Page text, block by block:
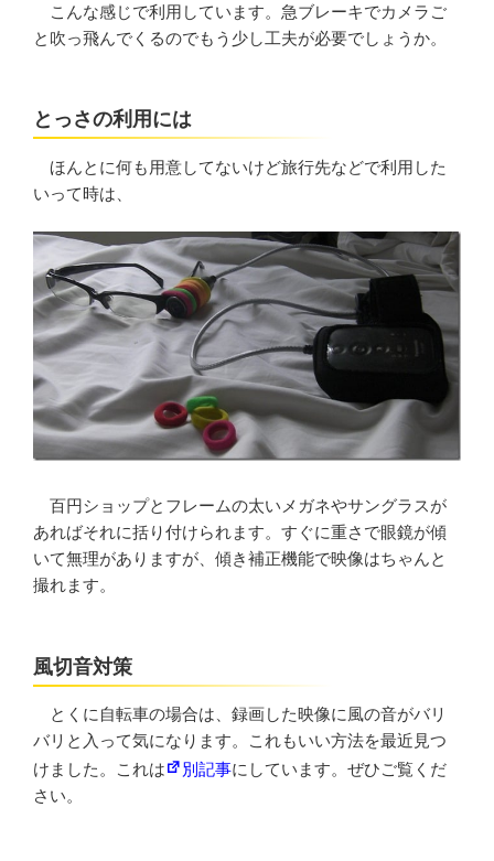
こんな感じで利用しています。急ブレーキでカメラご
と吹っ飛んでくるのでもう少し工夫が必要でしょうか。
とっさの利用には
ほんとに何も用意してないけど旅行先などで利用した
いって時は、
百円ショップとフレームの太いメガネやサングラスが
あればそれに括り付けられます。すぐに重さで眼鏡が傾
いて無理がありますが、傾き補正機能で映像はちゃんと
撮れます。
風切音対策
とくに自転車の場合は、録画した映像に風の音がバリ
バリと入って気になります。これもいい方法を最近見つ
けました。これは
別記事にしています。ぜひご覧くだ
さい。